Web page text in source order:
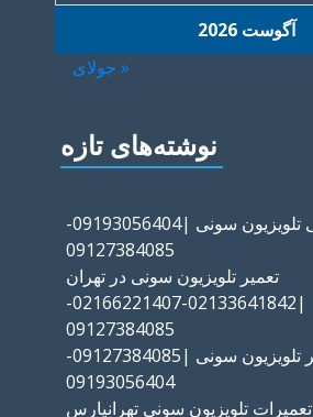
آگوست 2026
« جولای
نوشته‌های تازه
نمایندگی تلویزیون سونی |09193056404-
09127384085
تعمیر تلویزیون سونی در تهران
|02133641842-02166221407-
09127384085
تعمیر تلویزیون سونی |09127384085-
09193056404
تعمیرات تلویزیون سونی تهرانپارس